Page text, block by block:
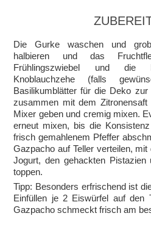
Die Gurke waschen und
halbieren und das
Frühlingszwiebel und die
Knoblauchzehe (falls
Basilikumblätter für die Deko
zusammen mit dem
Mixer geben und cremig mixen.
erneut mixen, bis die
frisch gemahlenem Pfeffer
Gazpacho auf Teller verteilen,
Jogurt, den gehackten
toppen.
Tipp: Besonders erfrischend ist
Einfüllen je 2 Eiswürfel auf den
Gazpacho schmeckt frisch am